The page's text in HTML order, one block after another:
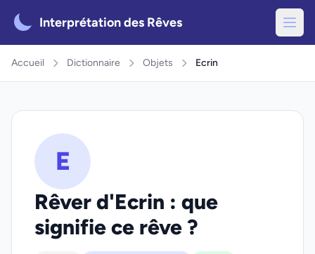
Interprétation des Rêves
Accueil Dictionnaire Objets Ecrin
E
Rêver d'Ecrin : que
signifie ce rêve ?